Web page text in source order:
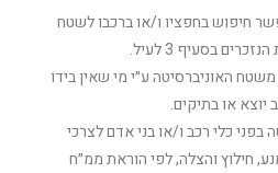
חיפוש בחפציו ו/או ברכבו לשטח
בסעיף 3 לעיל.
האוניברסיטה ע״י מי שאין בידו
יוצא או בתיקים.
כלי רכב ו/או בני אדם לצרכי
חילוץ והצלה, לפי הוראת ממ״ח